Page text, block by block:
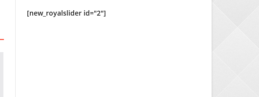
[new_royalslider id="2"]